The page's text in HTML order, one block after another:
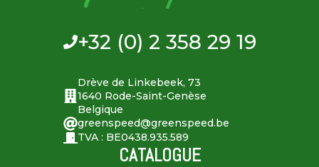
+32 (0) 2 358 29 19
Drève de Linkebeek, 73
1640 Rode-Saint-Genèse
Belgique
greenspeed@greenspeed.be
TVA : BE0438.935.589
CATALOGUE